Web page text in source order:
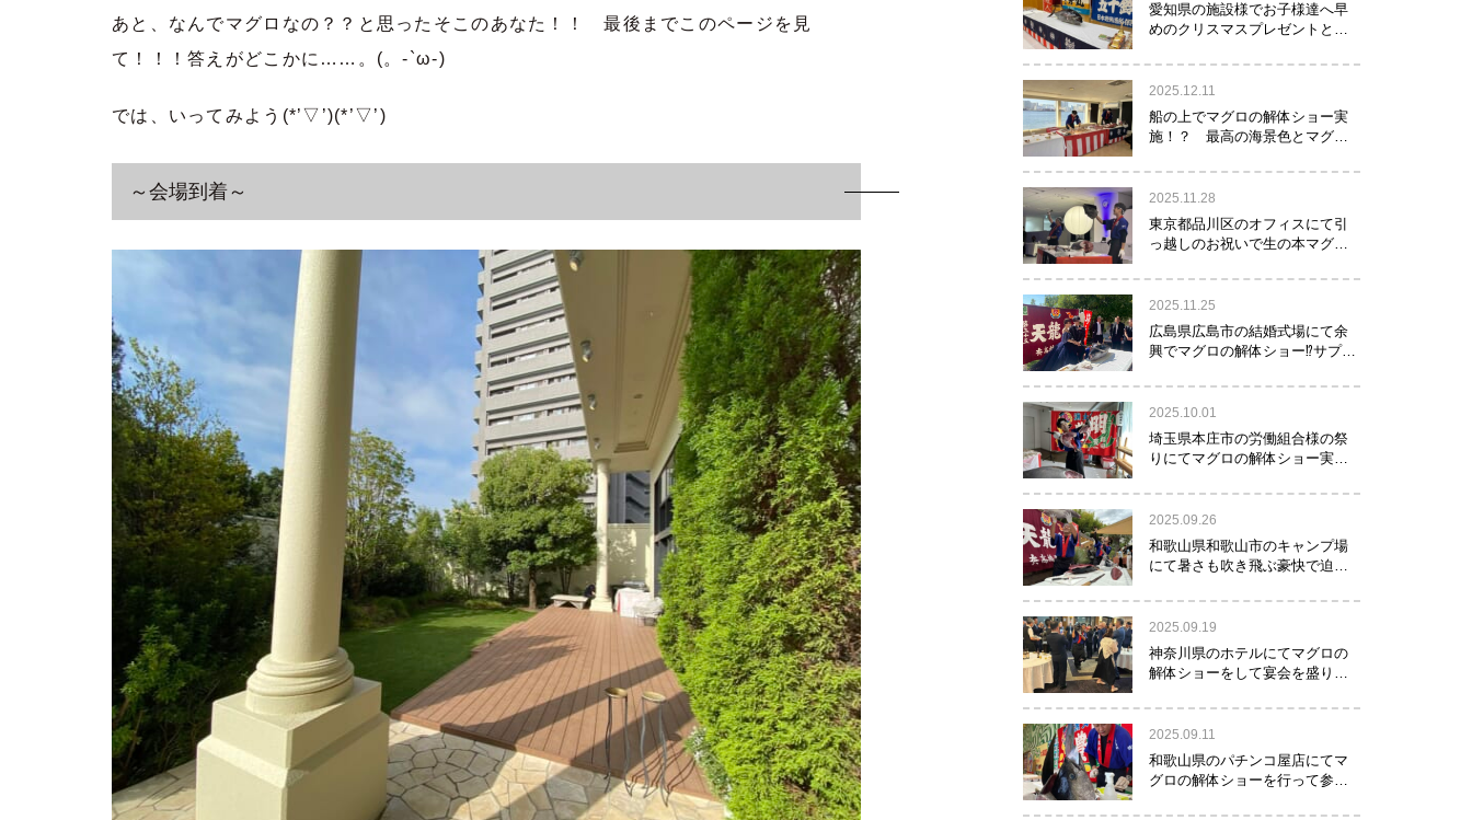
あと、なんでマグロなの？？と思ったそこのあなた！！ 最後までこのページを見
て！！！答えがどこかに……。(。-`ω-)
では、いってみよう(*’▽’)(*’▽’)
～会場到着～
愛知県の施設様でお子様達へ早
めのクリスマスプレゼントとし
施！？
2025.12.11
船の上でマグロの解体ショー実
施！？ 最高の海景色とマグロ
2025.11.28
東京都品川区のオフィスにて引
っ越しのお祝いで生の本マグロ
体ショーを行いお祝いしてまい
りました
2025.11.25
広島県広島市の結婚式場にて余
興でマグロの解体ショー⁉サプラ
場！！！
2025.10.01
埼玉県本庄市の労働組合様の祭
りにてマグロの解体ショー実施
2025.09.26
和歌山県和歌山市のキャンプ場
にて暑さも吹き飛ぶ豪快で迫力
しました。
2025.09.19
神奈川県のホテルにてマグロの
解体ショーをして宴会を盛り上
た。
2025.09.11
和歌山県のパチンコ屋店にてマ
グロの解体ショーを行って参り